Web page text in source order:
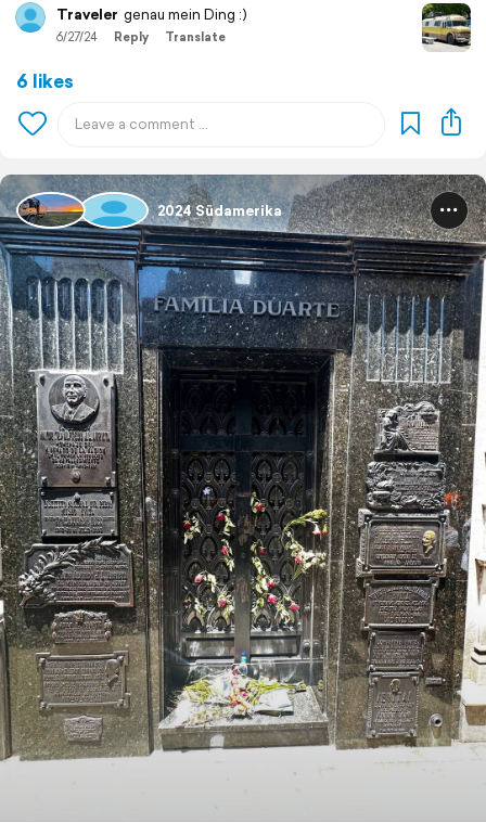
Traveler genau mein Ding :)
6/27/24 Reply Translate
6 likes
2024 Südamerika